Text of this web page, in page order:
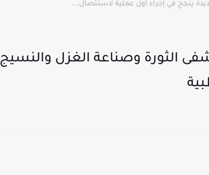
ينجح في إجراء أول عملية لاستئصال...
الثورة وصناعة الغزل والنسيج